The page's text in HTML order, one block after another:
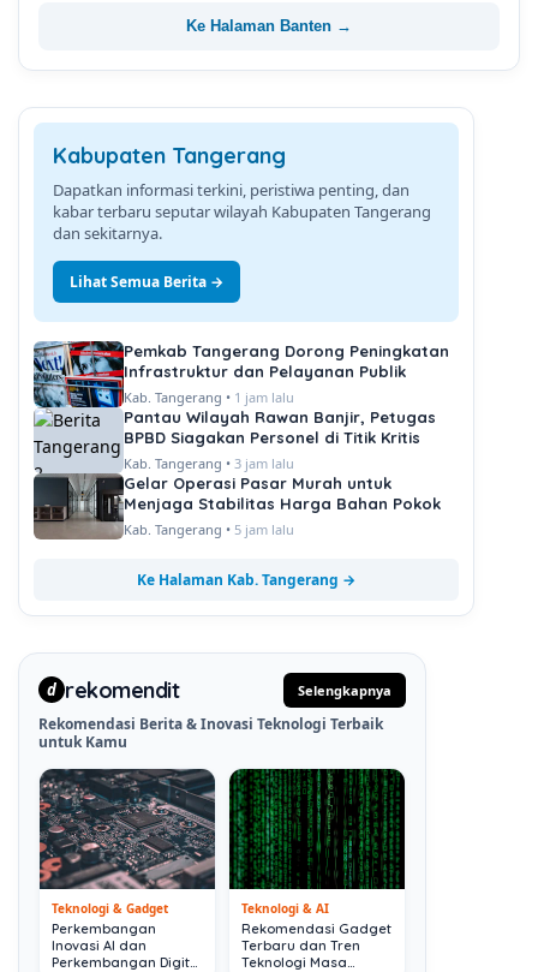
Ke Halaman Banten →
Kabupaten Tangerang
Dapatkan informasi terkini, peristiwa penting, dan
kabar terbaru seputar wilayah Kabupaten Tangerang
dan sekitarnya.
Lihat Semua Berita →
Pemkab Tangerang Dorong Peningkatan
Infrastruktur dan Pelayanan Publik
Kab. Tangerang • 1 jam lalu
Pantau Wilayah Rawan Banjir, Petugas
BPBD Siagakan Personel di Titik Kritis
Kab. Tangerang • 3 jam lalu
Gelar Operasi Pasar Murah untuk
Menjaga Stabilitas Harga Bahan Pokok
Kab. Tangerang • 5 jam lalu
Ke Halaman Kab. Tangerang →
d rekomendit Selengkapnya
Rekomendasi Berita & Inovasi Teknologi Terbaik
untuk Kamu
Teknologi & Gadget
Perkembangan
Inovasi AI dan
Perkembangan Digital
Teknologi & AI
Rekomendasi Gadget
Terbaru dan Tren
Teknologi Masa